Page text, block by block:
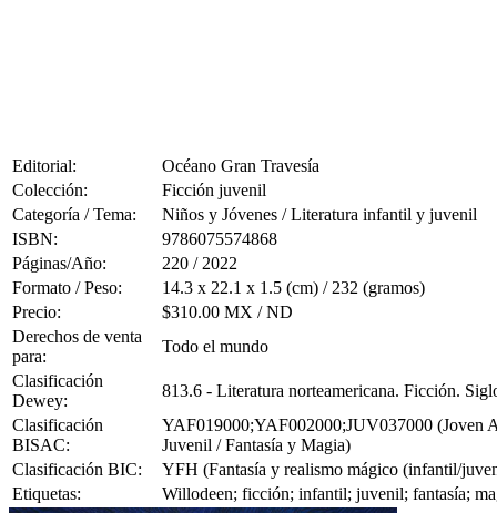
Editorial:
Océano Gran Travesía
Colección:
Ficción juvenil
Categoría / Tema:
Niños y Jóvenes / Literatura infantil y juvenil
ISBN:
9786075574868
Páginas/Año:
220 / 2022
Formato / Peso:
14.3 x 22.1 x 1.5 (cm) / 232 (gramos)
Precio:
$310.00 MX / ND
Derechos de venta
para:
Todo el mundo
Clasificación
Dewey:
813.6 - Literatura norteamericana. Ficción.
Clasificación
BISAC:
YAF019000;YAF002000;JUV037000 (Joven
Juvenil / Fantasía y Magia)
Clasificación BIC:
YFH (Fantasía y realismo mágico (infantil/
Etiquetas:
Willodeen; ficción; infantil; juvenil; fantasía;